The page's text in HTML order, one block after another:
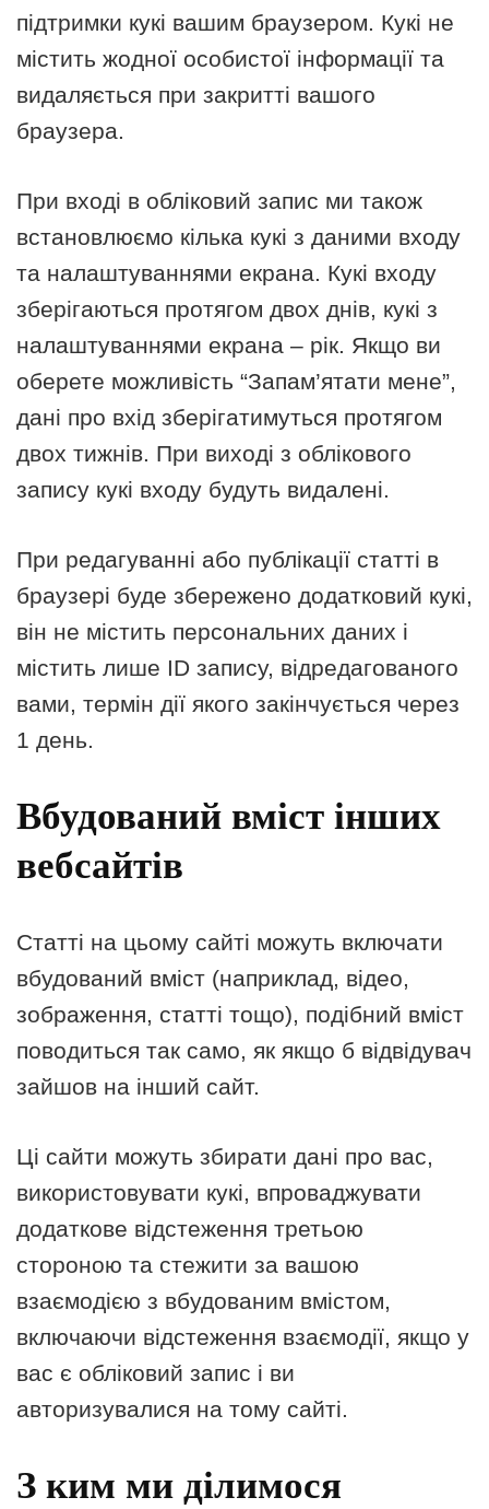
підтримки кукі вашим браузером. Кукі не
містить жодної особистої інформації та
видаляється при закритті вашого
браузера.
При вході в обліковий запис ми також
встановлюємо кілька кукі з даними входу
та налаштуваннями екрана. Кукі входу
зберігаються протягом двох днів, кукі з
налаштуваннями екрана – рік. Якщо ви
оберете можливість “Запам’ятати мене”,
дані про вхід зберігатимуться протягом
двох тижнів. При виході з облікового
запису кукі входу будуть видалені.
При редагуванні або публікації статті в
браузері буде збережено додатковий кукі,
він не містить персональних даних і
містить лише ID запису, відредагованого
вами, термін дії якого закінчується через
1 день.
Вбудований вміст інших
вебсайтів
Статті на цьому сайті можуть включати
вбудований вміст (наприклад, відео,
зображення, статті тощо), подібний вміст
поводиться так само, як якщо б відвідувач
зайшов на інший сайт.
Ці сайти можуть збирати дані про вас,
використовувати кукі, впроваджувати
додаткове відстеження третьою
стороною та стежити за вашою
взаємодією з вбудованим вмістом,
включаючи відстеження взаємодії, якщо у
вас є обліковий запис і ви
авторизувалися на тому сайті.
З ким ми ділимося